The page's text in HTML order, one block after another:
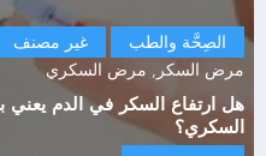
الصِحَّة والطب غير
مرض السكر,مرض السكري
هل ارتفاع السكر في
السكري؟